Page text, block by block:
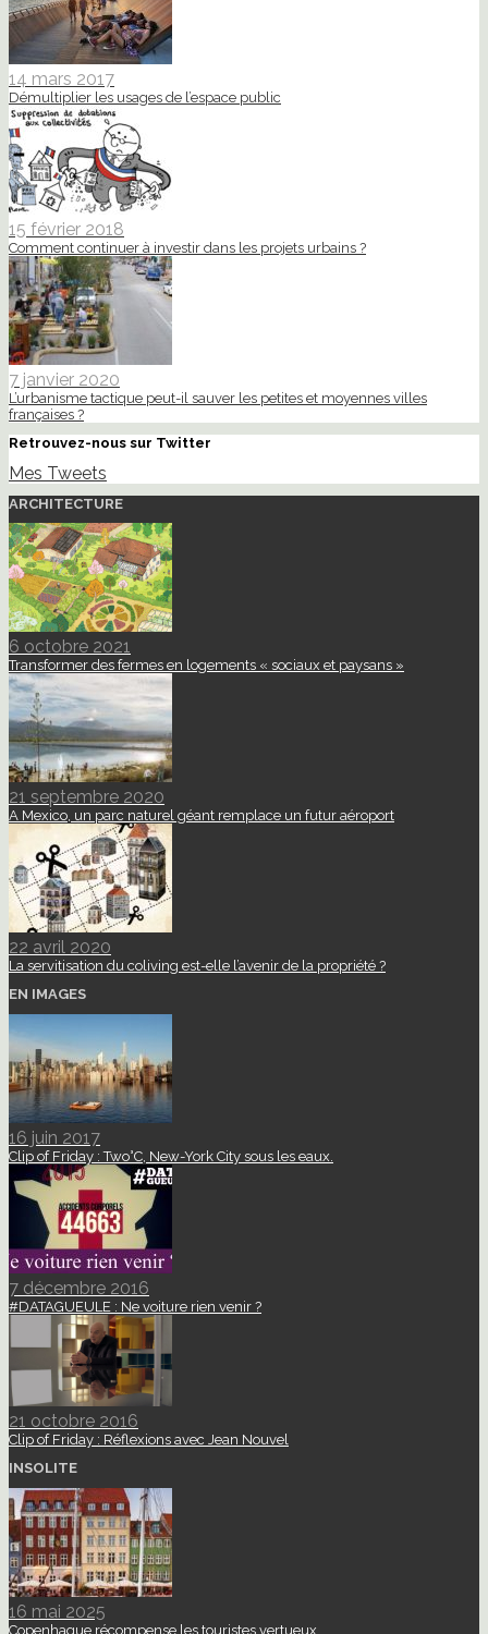
14 mars 2017
Démultiplier les usages de l’espace public
15 février 2018
Comment continuer à investir dans les projets urbains ?
7 janvier 2020
L’urbanisme tactique peut-il sauver les petites et moyennes villes
françaises ?
Retrouvez-nous sur Twitter
Mes Tweets
ARCHITECTURE
6 octobre 2021
Transformer des fermes en logements « sociaux et paysans »
21 septembre 2020
A Mexico, un parc naturel géant remplace un futur aéroport
22 avril 2020
La servitisation du coliving est-elle l’avenir de la propriété ?
EN IMAGES
16 juin 2017
Clip of Friday : Two°C, New-York City sous les eaux.
7 décembre 2016
#DATAGUEULE : Ne voiture rien venir ?
21 octobre 2016
Clip of Friday : Réflexions avec Jean Nouvel
INSOLITE
16 mai 2025
Copenhague récompense les touristes vertueux